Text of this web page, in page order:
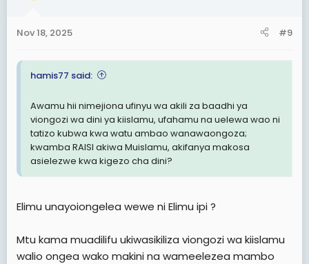
s
Nov 18, 2025 #9
hamis77 said:
Awamu hii nimejiona ufinyu wa akili za baadhi ya
viongozi wa dini ya kiislamu, ufahamu na uelewa wao ni
tatizo kubwa kwa watu ambao wanawaongoza;
kwamba RAISI akiwa Muislamu, akifanya makosa
asielezwe kwa kigezo cha dini?
Elimu unayoiongelea wewe ni Elimu ipi ?
Mtu kama muadilifu ukiwasikiliza viongozi wa kiislamu
walio ongea wako makini na wameelezea mambo